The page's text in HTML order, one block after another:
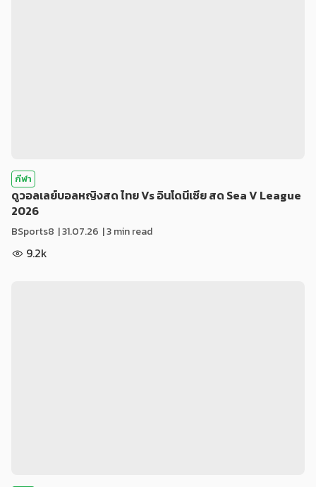
กีฬา
ดูวอลเลย์บอลหญิงสด ไทย Vs อินโดนีเซีย สด Sea V League
2026
BSports8 |31.07.26 | 3 min read
9.2k